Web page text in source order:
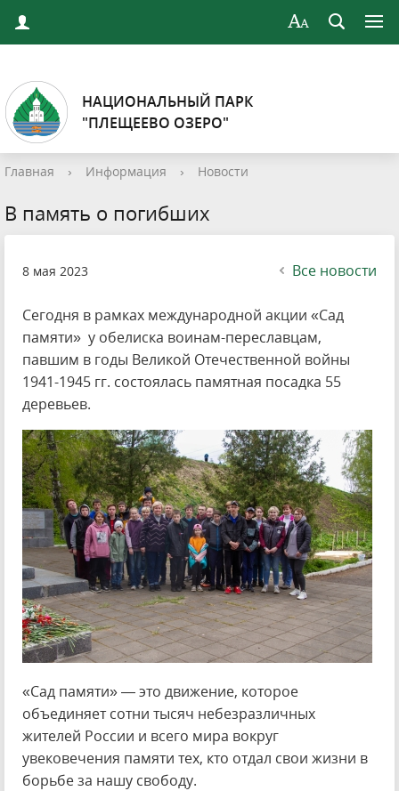
НАЦИОНАЛЬНЫЙ ПАРК
"ПЛЕЩЕЕВО ОЗЕРО"
Главная › Информация › Новости
В память о погибших
8 мая 2023 Все новости
Сегодня в рамках международной акции «Сад
памяти» у обелиска воинам-переславцам,
павшим в годы Великой Отечественной войны
1941-1945 гг. состоялась памятная посадка 55
деревьев.
«Сад памяти» — это движение, которое
объединяет сотни тысяч небезразличных
жителей России и всего мира вокруг
увековечения памяти тех, кто отдал свои жизни в
борьбе за нашу свободу.